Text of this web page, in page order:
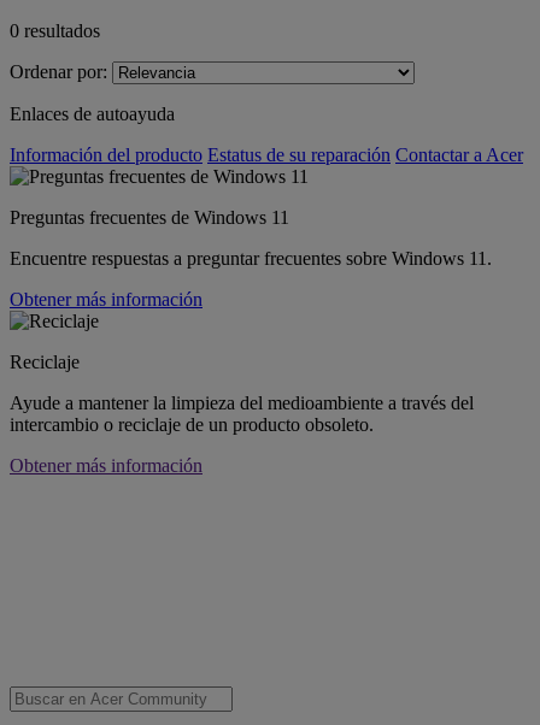
0 resultados
Ordenar por:
Enlaces de autoayuda
Información del producto Estatus de su reparación Contactar a Acer
Preguntas frecuentes de Windows 11
Encuentre respuestas a preguntar frecuentes sobre Windows 11.
Obtener más información
Reciclaje
Ayude a mantener la limpieza del medioambiente a través del
intercambio o reciclaje de un producto obsoleto.
Obtener más información